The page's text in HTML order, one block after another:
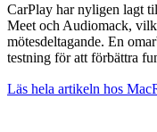
CarPlay har nyligen lagt
Meet och Audiomack,
mötesdeltagande. En
testning för att förbättra
Läs hela artikeln hos